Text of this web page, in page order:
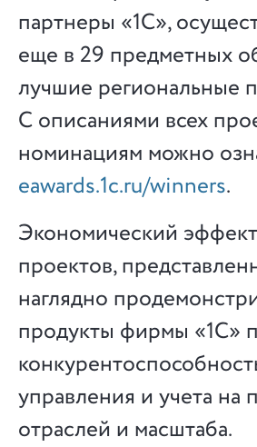
партнеры «1С»,
еще в 29 предметных
лучшие региональные
C описаниями всех
номинациям можно
eawards.1c.ru/winners.
Экономический
проектов,
наглядно
продукты фирмы «1С»
управления и учета на
отраслей и масштаба.